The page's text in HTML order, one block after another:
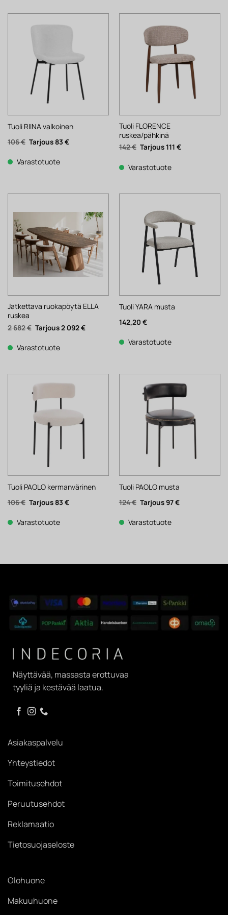
Tuoli RIINA valkoinen
106€ Alkuperäinen
hinta
106 €.
83 €Nykyinen
Varastotuote
Tuoli FLORENCE
ruskea/pähkinä
142€ Alkuperäinen
hinta
142 €.
111 €Nykyinen
Varastotuote
Jatkettava ruokapöytä ELLA
ruskea
2 682€ Alkuperäinen
hinta
2
682 €.
2 092€Nykyinen
Varastotuote
Tuoli YARA musta
142,20 €
Varastotuote
Tuoli PAOLO kermanvärinen
106€ Alkuperäinen
hinta
106 €.
83 €Nykyinen
Varastotuote
Tuoli PAOLO musta
124€ Alkuperäinen
hinta
124 €.
97€Nykyinen
Varastotuote
Näyttävää, massasta erottuvaa
tyyliä ja kestävää laatua.
Asiakaspalvelu
Yhteystiedot
Toimitusehdot
Peruutusehdot
Reklamaatio
Tietosuojaseloste
Olohuone
Makuuhuone